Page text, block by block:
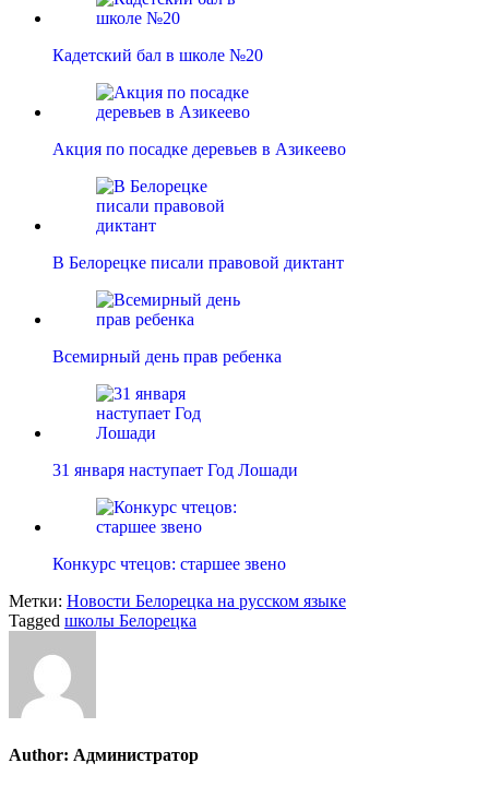
Кадетский бал в школе №20
Акция по посадке деревьев в Азикеево
В Белорецке писали правовой диктант
Всемирный день прав ребенка
31 января наступает Год Лошади
Конкурс чтецов: старшее звено
Метки: Новости Белорецка на русском языке
Tagged школы Белорецка
Author: Администратор